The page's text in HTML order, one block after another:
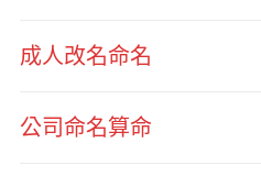
成人改名命名
公司命名算命